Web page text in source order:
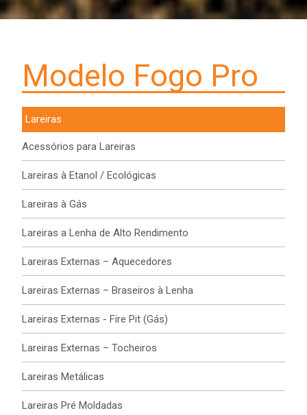
Modelo Fogo Pro
Lareiras
Acessórios para Lareiras
Lareiras à Etanol / Ecológicas
Lareiras à Gás
Lareiras a Lenha de Alto Rendimento
Lareiras Externas – Aquecedores
Lareiras Externas – Braseiros à Lenha
Lareiras Externas - Fire Pit (Gás)
Lareiras Externas – Tocheiros
Lareiras Metálicas
Lareiras Pré Moldadas